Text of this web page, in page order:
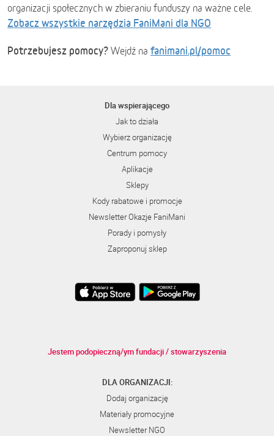
organizacji społecznych w zbieraniu funduszy na ważne cele.
Zobacz wszystkie narzędzia FaniMani dla NGO
Potrzebujesz pomocy? Wejdź na fanimani.pl/pomoc
Dla wspierającego
Jak to działa
Wybierz organizację
Centrum pomocy
Aplikacje
Sklepy
Kody rabatowe i promocje
Newsletter Okazje FaniMani
Porady i pomysły
Zaproponuj sklep
Jestem podopieczną/ym fundacji / stowarzyszenia
DLA ORGANIZACJI:
Dodaj organizację
Materiały promocyjne
Newsletter NGO